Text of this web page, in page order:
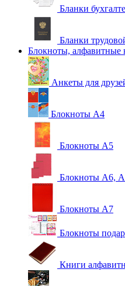
Бланки
Бланки
Блокноты, алфавитные
Анкеты для
Блокноты А4
Блокноты А5
Блокноты А6,
Блокноты А7
Блокноты
Книги